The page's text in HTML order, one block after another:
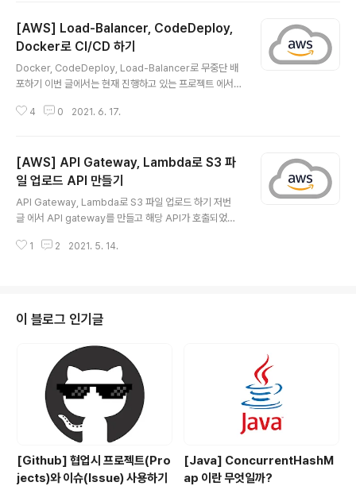
자 하는 아키텍쳐는 아래와 같습니다. Github에 push를
하면 Github Action이 자동으로 실행됩니다.(즉, 프로젝
트를 빌드 해서 jar 파일을 생성합니다.) 이어서 jar와 She
ll Script 파일을 압축해서 S3에 업로드 합니다. EC2에 설
치 되어 있는 CodeDeploy Agent가 S3에 업..
[AWS] Load-Balancer, CodeDeploy,
Docker로 CI/CD 하기
Docker, CodeDeploy, Load-Balancer로 무중단 배
포하기 이번 글에서는 현재 진행하고 있는 프로젝트 에서
습니다. 대신 EC2 생성(jar 배포) 등등 세세한 부분까지 다
면 제 블로그 다른 AWS 관련 글 들을 많이 참고해주세요.
이 글은 그냥 이렇게 했구나 하고 보기만 하는!) 프로젝트
전체의 아키텍쳐는 위와 같습니다. 이 중에서 Docker, Lo
ad-Balancer, CodeDeploy로 어떻게 무중단 배포를
하였는지에 대해서만 알아보겠습니다. (Jenkins 관련 설
정을 다루지 않습니다.) 간단하게 프로젝트 배포..
4 0 2021. 6. 17.
[AWS] API Gateway, Lambda로 S3 파
일 업로드 API 만들기
API Gateway, Lambda로 S3 파일 업로드 하기 저번
글 에서 API gateway를 만들고 해당 API가 호출되었을
다. 이번 글에서는 조금 더 응용해서 API gateway가 호
같이 참고해서 보시는 것을 추천합니다. 바로 IAM 설정부
터 진행해보겠습니다. IAM 역할 설정 위의 두 권한을 가진
역할 하나를 만들겠습니다. Lambda 함수 생성하기 위에
서 만들었던 IAM 역할을 선택하고 NodeJS 기반의 Lam
bda 함수를 생성하겠습니다. 그리고 이미지 업로드를 할..
1 2 2021. 5. 14.
이 블로그 인기글
[Github] 협업시 프로젝트(Pro
jects)와 이슈(Issue) 사용하기
[Java] ConcurrentHashM
ap 이란 무엇일까?